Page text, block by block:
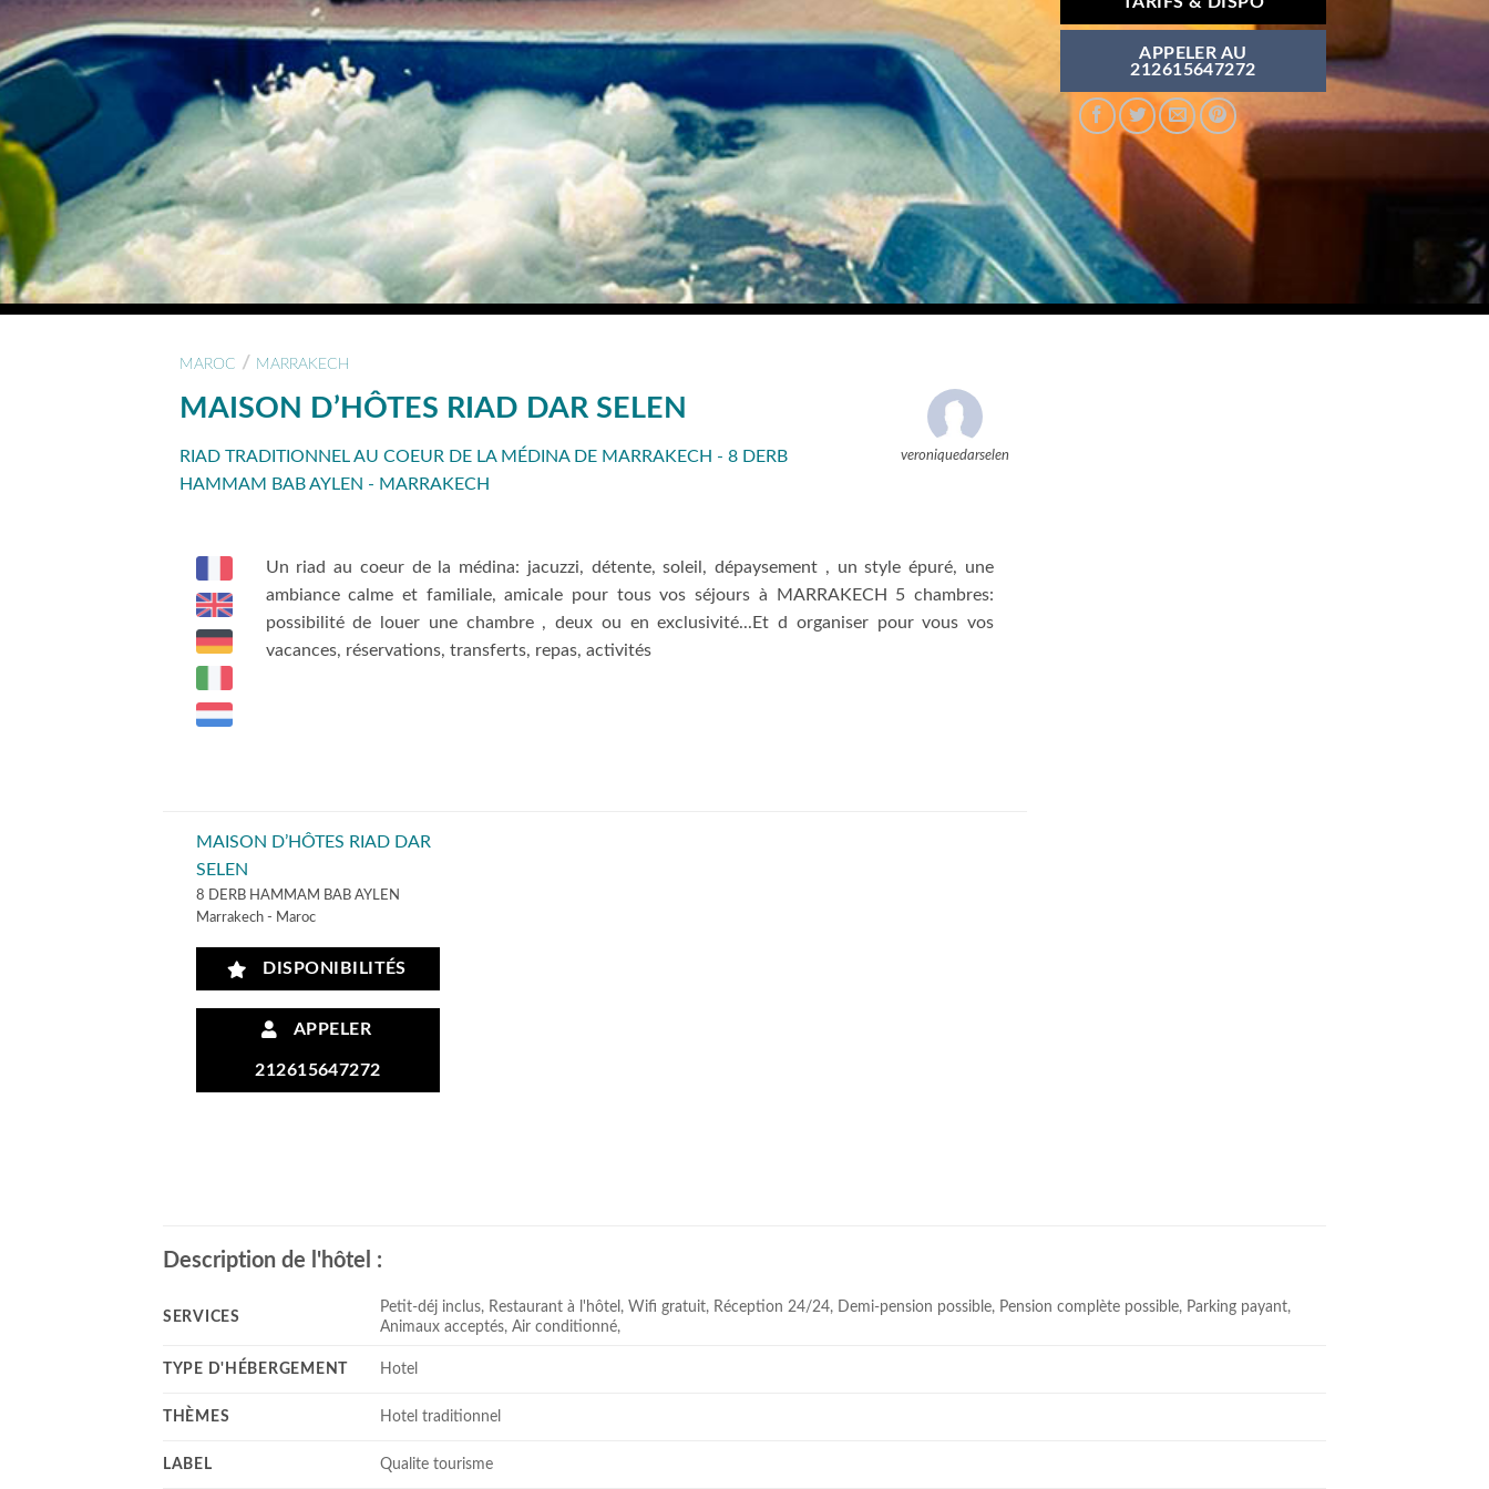
MAROC / MARRAKECH
MAISON D’HÔTES RIAD DAR SELEN
RIAD TRADITIONNEL AU COEUR DE LA MÉDINA DE MARRAKECH - 8 DERB
HAMMAM BAB AYLEN - MARRAKECH
veroniquedarselen
Un riad au coeur de la médina: jacuzzi, détente, soleil, dépaysement , un style épuré, une
ambiance calme et familiale, amicale pour tous vos séjours à MARRAKECH 5 chambres:
possibilité de louer une chambre , deux ou en exclusivité...Et d organiser pour vous vos
vacances, réservations, transferts, repas, activités
MAISON D’HÔTES RIAD DAR
SELEN
8 DERB HAMMAM BAB AYLEN
Marrakech - Maroc
DISPONIBILITÉS
APPELER
212615647272
APPELER AU
212615647272
Description de l'hôtel :
SERVICES
Petit-déj inclus, Restaurant à l'hôtel, Wifi gratuit, Réception 24/24, Demi-pension possible, Pension complète possible, Parking payant,
Animaux acceptés, Air conditionné,
TYPE D'HÉBERGEMENT Hotel
THÈMES Hotel traditionnel
LABEL Qualite tourisme